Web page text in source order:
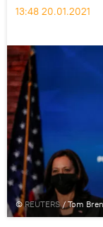
13:48 20.01.2021
©REUTERS/ Tom